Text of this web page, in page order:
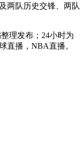
两队历史交锋、两队
理发布；24小时为
直播，NBA直播。